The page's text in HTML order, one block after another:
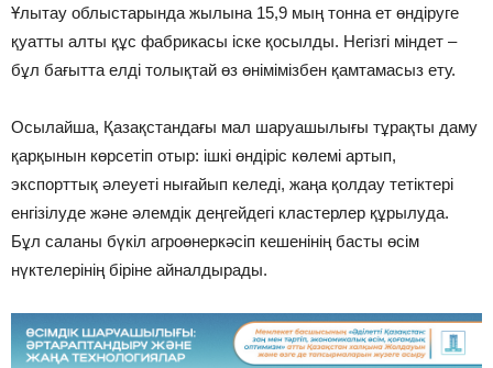
Ұлытау облыстарында жылына 15,9 мың тонна ет өндіруге
қуатты алты құс фабрикасы іске қосылды. Негізгі міндет –
бұл бағытта елді толықтай өз өнімімізбен қамтамасыз ету.
Осылайша, Қазақстандағы мал шаруашылығы тұрақты даму
қарқынын көрсетіп отыр: ішкі өндіріс көлемі артып,
экспорттық әлеуеті нығайып келеді, жаңа қолдау тетіктері
енгізілуде және әлемдік деңгейдегі кластерлер құрылуда.
Бұл саланы бүкіл агроөнеркәсіп кешенінің басты өсім
нүктелерінің біріне айналдырады.